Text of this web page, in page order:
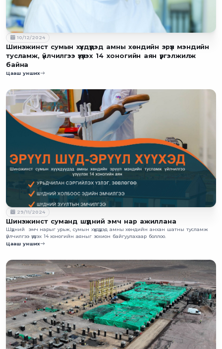
10/12/2024
Шинэжинст сумын хүүхдүүдэд амны хөндийн эрүүл мэндийн
тусламж, үйлчилгээ үзүүлэх 14 хоногийн аян үргэлжилж
байна
Цааш унших
29/11/2024
Шинэжинст суманд шүдний эмч нар ажиллана
Шүдний эмч нарыг урьж, сумын хүүхдүүдэд амны хөндийн анхан шатны тусламж
үйлчилгээ үзүүлэх 14 хоногийн аяныг зохион байгуулахаар боллоо.
Цааш унших